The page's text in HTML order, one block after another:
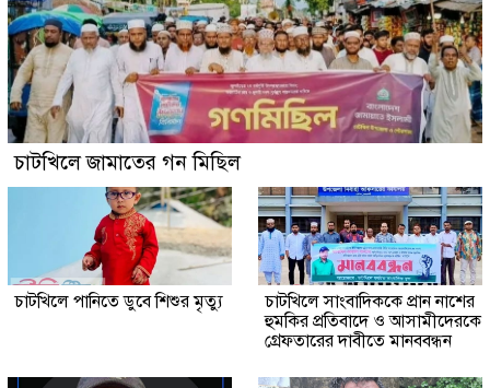
চাটখিলে জামাতের গন মিছিল
চাটখিলে পানিতে ডুবে শিশুর মৃত্যু
চাটখিলে সাংবাদিককে প্রান নাশের
হুমকির প্রতিবাদে ও আসামীদেরকে
গ্রেফতারের দাবীতে মানববন্ধন